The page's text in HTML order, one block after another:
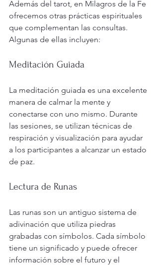
Además del tarot, en Milagros de la Fe
ofrecemos otras prácticas espirituales
que complementan las consultas.
Algunas de ellas incluyen:
Meditación Guiada
La meditación guiada es una excelente
manera de calmar la mente y
conectarse con uno mismo. Durante
las sesiones, se utilizan técnicas de
respiración y visualización para ayudar
a los participantes a alcanzar un estado
de paz.
Lectura de Runas
Las runas son un antiguo sistema de
adivinación que utiliza piedras
grabadas con símbolos. Cada símbolo
tiene un significado y puede ofrecer
información sobre el futuro y el